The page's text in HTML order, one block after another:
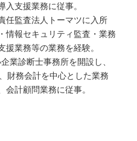
支援業務に従事。
任監査法人トーマツに入所
情報セキュリティ監査・業務
援業務等の業務を経験。
業診断士事務所を開設し、
財務会計を中心とした業務
計顧問業務に従事。